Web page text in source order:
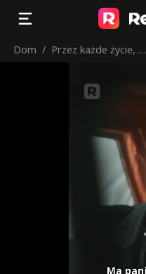
Dom / Przez każde życie, by